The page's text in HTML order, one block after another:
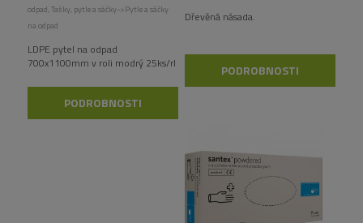
odpad Tašky, pytle a sáčky->Pytle a sáčky
na odpad
LDPE pytel na odpad
700x1100mm v roli modrý 25ks/rl
PODROBNOSTI
Dřevěná násada.
PODROBNOSTI